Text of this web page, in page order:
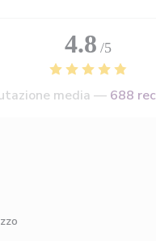
4.8 /5
media — 688